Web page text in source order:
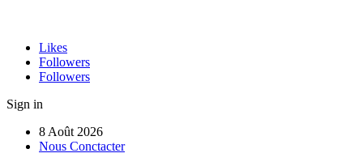
Likes
Followers
Followers
Sign in
8 Août 2026
Nous Conctacter